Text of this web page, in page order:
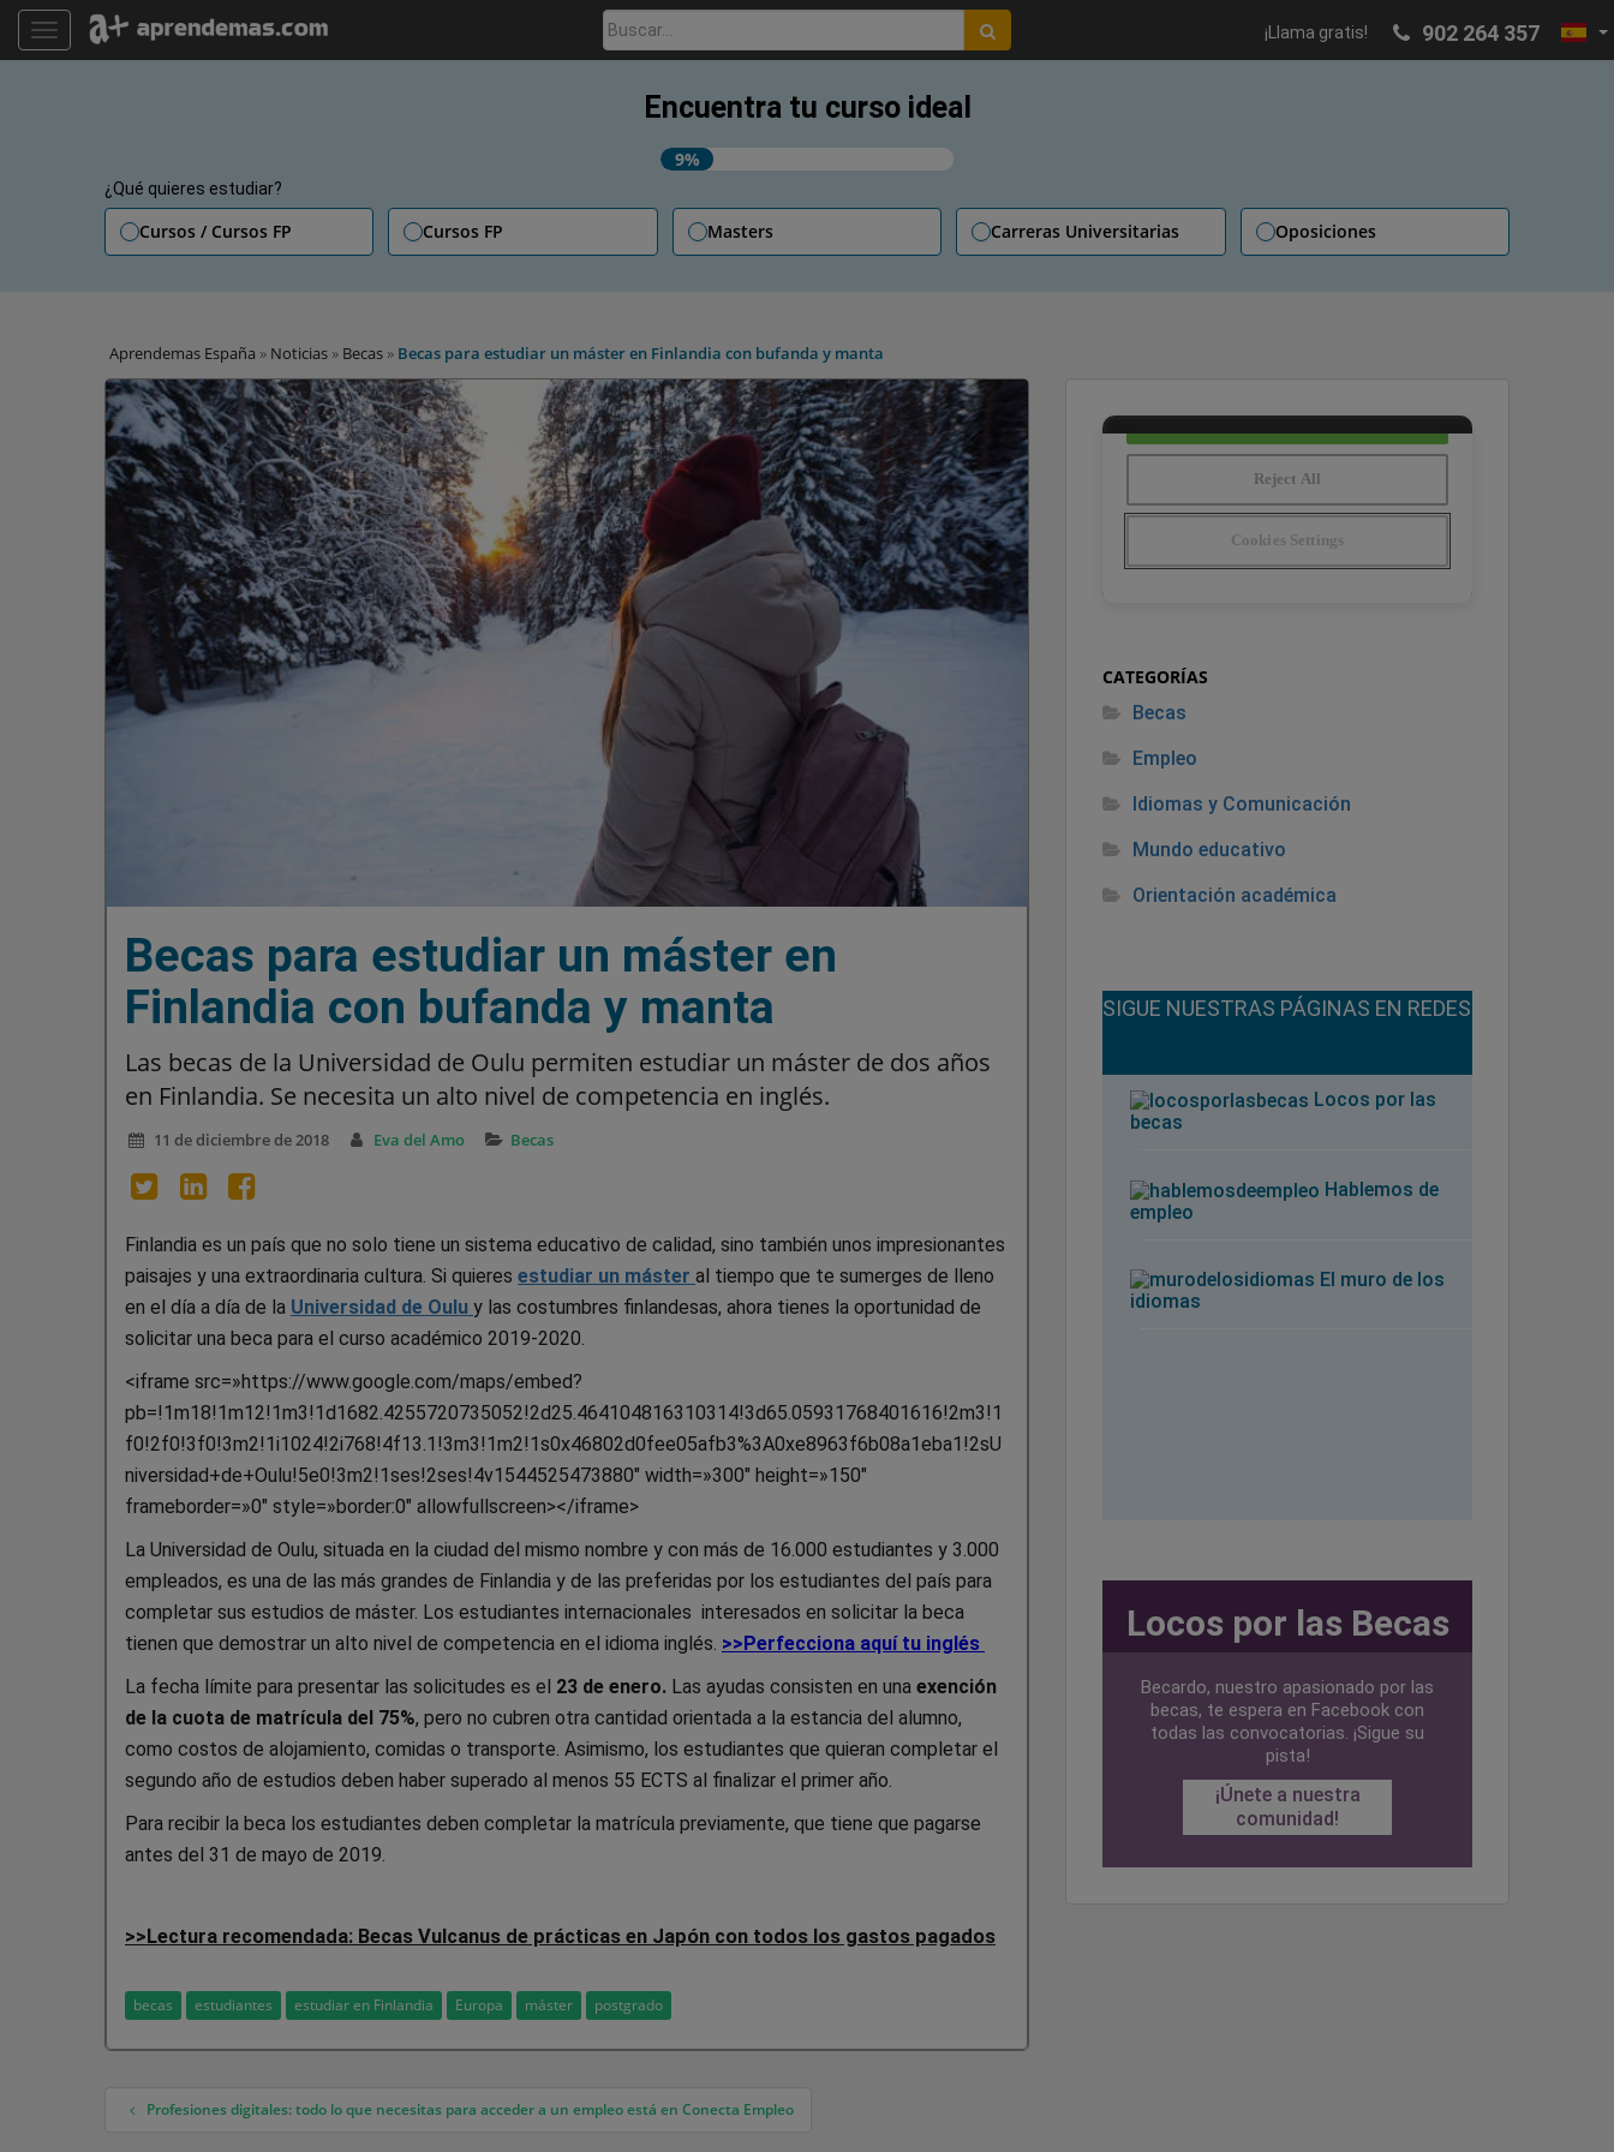
TOGGLE NAVIGATION ¡Llama gratis! 902 264 357
Buscar:
Encuentra tu curso ideal
9%
¿Qué quieres estudiar?
Cursos / Cursos FP Cursos FP Masters Carreras Universitarias Oposiciones
Aprendemas España » Noticias » Becas » Becas para estudiar un máster en Finlandia con bufanda y manta
Becas para estudiar un máster en
Finlandia con bufanda y manta
Las becas de la Universidad de Oulu permiten estudiar un máster de dos años
en Finlandia. Se necesita un alto nivel de competencia en inglés.
11 de diciembre de 2018 Eva del Amo Becas
Finlandia es un país que no solo tiene un sistema educativo de calidad, sino también unos impresionantes
paisajes y una extraordinaria cultura. Si quieres estudiar un máster al tiempo que te sumerges de lleno
en el día a día de la Universidad de Oulu y las costumbres finlandesas, ahora tienes la oportunidad de
solicitar una beca para el curso académico 2019-2020.
<iframe src=»https://www.google.com/maps/embed?
pb=!1m18!1m12!1m3!1d1682.4255720735052!2d25.464104816310314!3d65.05931768401616!2m3!1
f0!2f0!3f0!3m2!1i1024!2i768!4f13.1!3m3!1m2!1s0x46802d0fee05afb3%3A0xe8963f6b08a1eba1!2sU
niversidad+de+Oulu!5e0!3m2!1ses!2ses!4v1544525473880″ width=»300″ height=»150″
frameborder=»0″ style=»border:0″ allowfullscreen></iframe>
La Universidad de Oulu, situada en la ciudad del mismo nombre y con más de 16.000 estudiantes y 3.000
empleados, es una de las más grandes de Finlandia y de las preferidas por los estudiantes del país para
completar sus estudios de máster. Los estudiantes internacionales interesados en solicitar la beca
tienen que demostrar un alto nivel de competencia en el idioma inglés. >>Perfecciona aquí tu inglés
La fecha límite para presentar las solicitudes es el 23 de enero. Las ayudas consisten en una exención
de la cuota de matrícula del 75%, pero no cubren otra cantidad orientada a la estancia del alumno,
como costos de alojamiento, comidas o transporte. Asimismo, los estudiantes que quieran completar el
segundo año de estudios deben haber superado al menos 55 ECTS al finalizar el primer año.
Para recibir la beca los estudiantes deben completar la matrícula previamente, que tiene que pagarse
antes del 31 de mayo de 2019.
>>Lectura recomendada: Becas Vulcanus de prácticas en Japón con todos los gastos pagados
becas estudiantes estudiar en Finlandia Europa máster postgrado
CATEGORÍAS
Becas
Empleo
Idiomas y Comunicación
Mundo educativo
Orientación académica
¡SIGUE NUESTRAS PÁGINAS EN REDES!
Locos por las
becas
Hablemos de
empleo
El muro de los
idiomas
Locos por las Becas
Becardo, nuestro apasionado por las
becas, te espera en Facebook con
todas las convocatorias. ¡Sigue su
pista!
¡Únete a nuestra
comunidad!